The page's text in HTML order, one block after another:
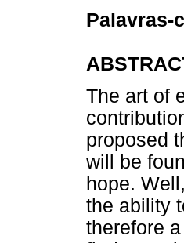
Palavras-
The art of
proposed
will be
hope.
the ability
therefore